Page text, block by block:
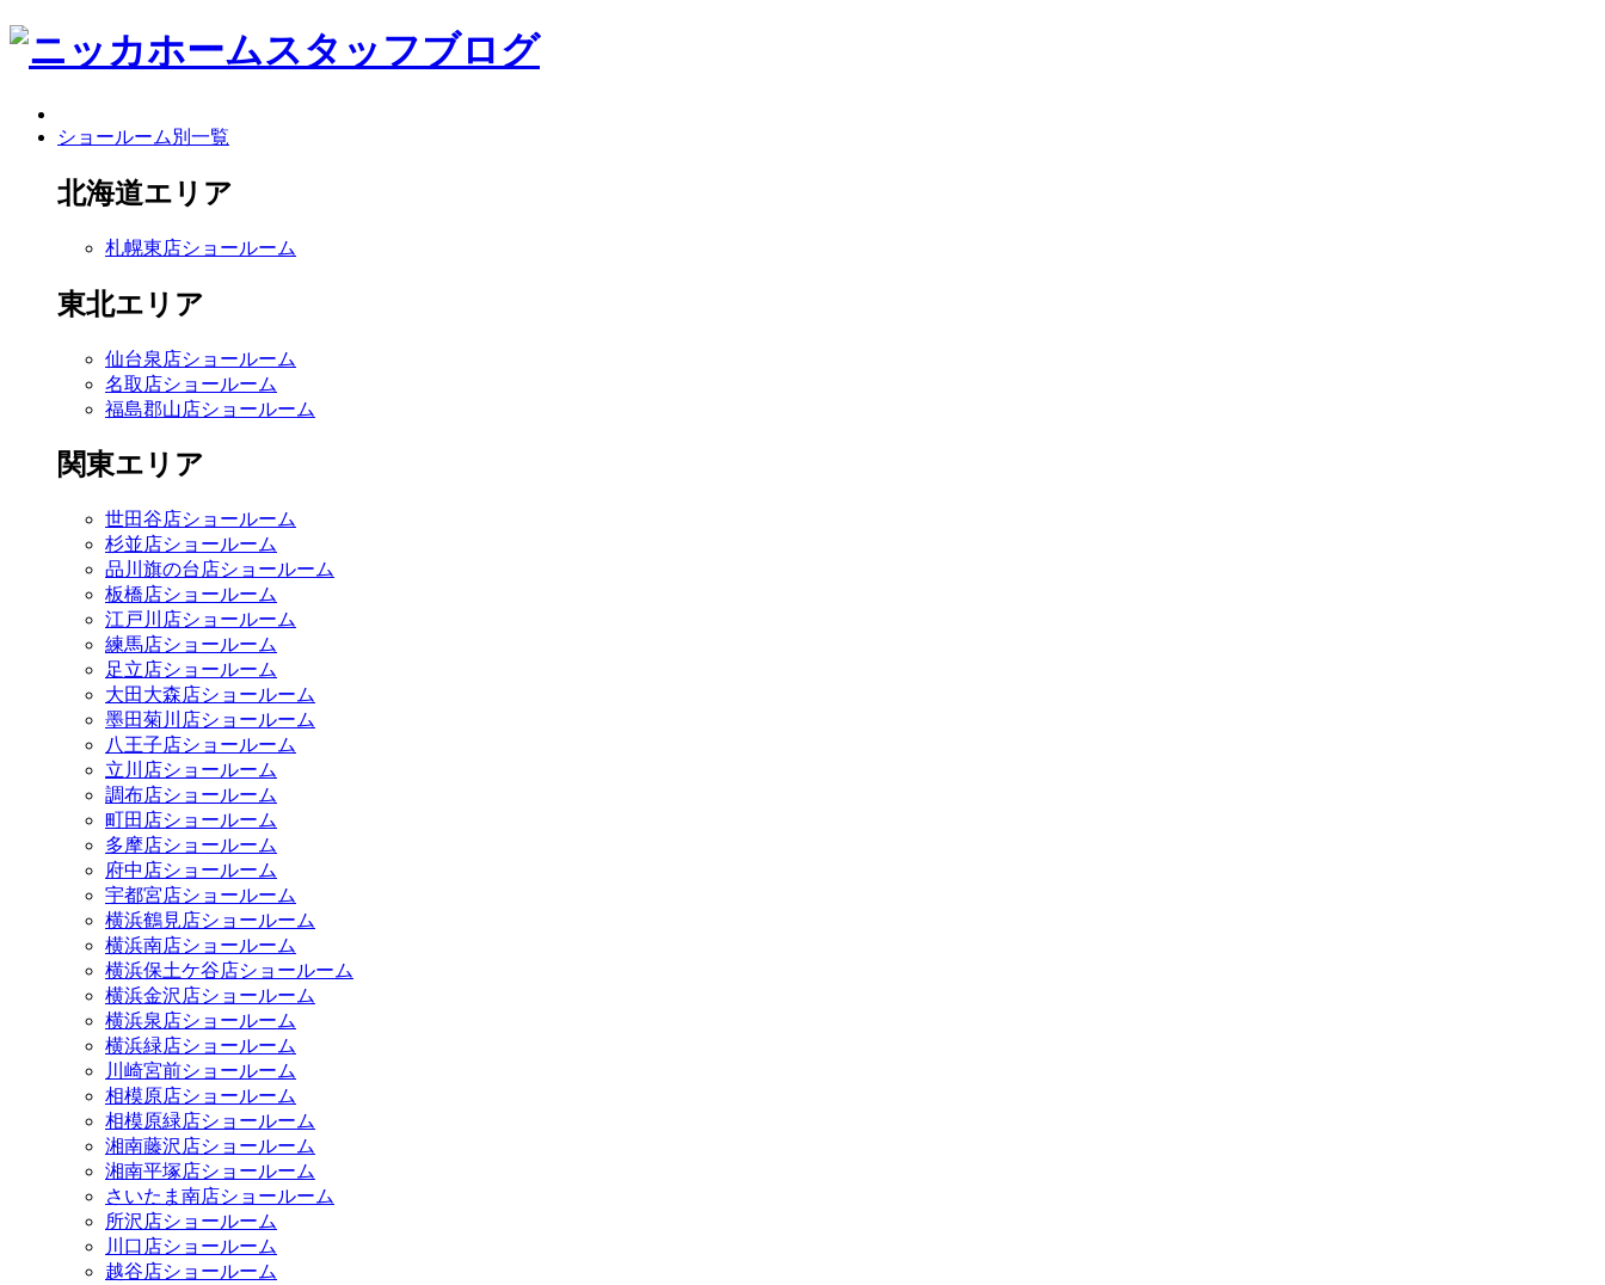
ショールーム別一覧
北海道エリア
札幌東店ショールーム
東北エリア
仙台泉店ショールーム
名取店ショールーム
福島郡山店ショールーム
関東エリア
世田谷店ショールーム
杉並店ショールーム
品川旗の台店ショールーム
板橋店ショールーム
江戸川店ショールーム
練馬店ショールーム
足立店ショールーム
大田大森店ショールーム
墨田菊川店ショールーム
八王子店ショールーム
立川店ショールーム
調布店ショールーム
町田店ショールーム
多摩店ショールーム
府中店ショールーム
宇都宮店ショールーム
横浜鶴見店ショールーム
横浜南店ショールーム
横浜保土ケ谷店ショールーム
横浜金沢店ショールーム
横浜泉店ショールーム
横浜緑店ショールーム
川崎宮前ショールーム
相模原店ショールーム
相模原緑店ショールーム
湘南藤沢店ショールーム
湘南平塚店ショールーム
さいたま南店ショールーム
所沢店ショールーム
川口店ショールーム
越谷店ショールーム